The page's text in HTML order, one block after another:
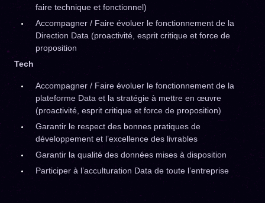
faire technique et fonctionnel)
Accompagner / Faire évoluer le fonctionnement de la
Direction Data (proactivité, esprit critique et force de
proposition
Tech
Accompagner / Faire évoluer le fonctionnement de la
plateforme Data et la stratégie à mettre en œuvre
(proactivité, esprit critique et force de proposition)
Garantir le respect des bonnes pratiques de
développement et l’excellence des livrables
Garantir la qualité des données mises à disposition
Participer à l’acculturation Data de toute l’entreprise